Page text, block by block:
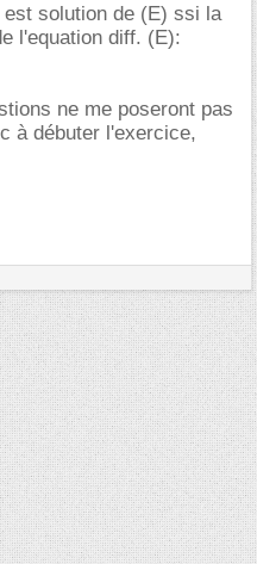
solution de (E) ssi la
l'equation diff. (E):
ne me poseront pas
à débuter l'exercice,